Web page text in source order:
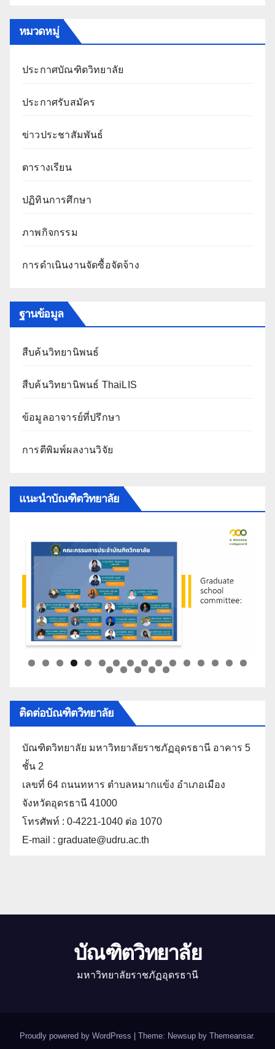
หมวดหมู่
ประกาศบัณฑิตวิทยาลัย
ประกาศรับสมัคร
ข่าวประชาสัมพันธ์
ตารางเรียน
ปฏิทินการศึกษา
ภาพกิจกรรม
การดำเนินงานจัดซื้อจัดจ้าง
ฐานข้อมูล
สืบค้นวิทยานิพนธ์
สืบค้นวิทยานิพนธ์ ThaiLIS
ข้อมูลอาจารย์ที่ปรึกษา
การตีพิมพ์ผลงานวิจัย
แนะนำบัณฑิตวิทยาลัย
ติดต่อบัณฑิตวิทยาลัย
บัณฑิตวิทยาลัย มหาวิทยาลัยราชภัฏอุดรธานี อาคาร 5
ชั้น 2
เลขที่ 64 ถนนทหาร ตำบลหมากแข้ง อำเภอเมือง
จังหวัดอุดรธานี 41000
โทรศัพท์ : 0-4221-1040 ต่อ 1070
E-mail : graduate@udru.ac.th
บัณฑิตวิทยาลัย
มหาวิทยาลัยราชภัฏอุดรธานี
Proudly powered by WordPress | Theme: Newsup by Themeansar.